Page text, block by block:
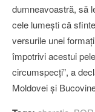
dumneavoastră, să
cele lumeşti că
versurile unei
împotrivi acestui
circumspecţi”, a
Moldovei şi